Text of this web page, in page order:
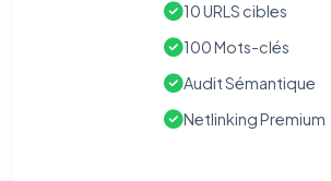
10 URLS cibles
100 Mots-clés
Audit Sémantique
Netlinking Premium